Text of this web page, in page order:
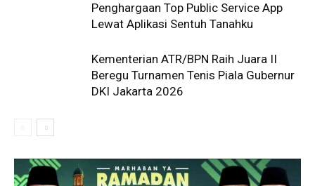
Penghargaan Top Public Service App
Lewat Aplikasi Sentuh Tanahku
Kementerian ATR/BPN Raih Juara II
Beregu Turnamen Tenis Piala Gubernur
DKI Jakarta 2026